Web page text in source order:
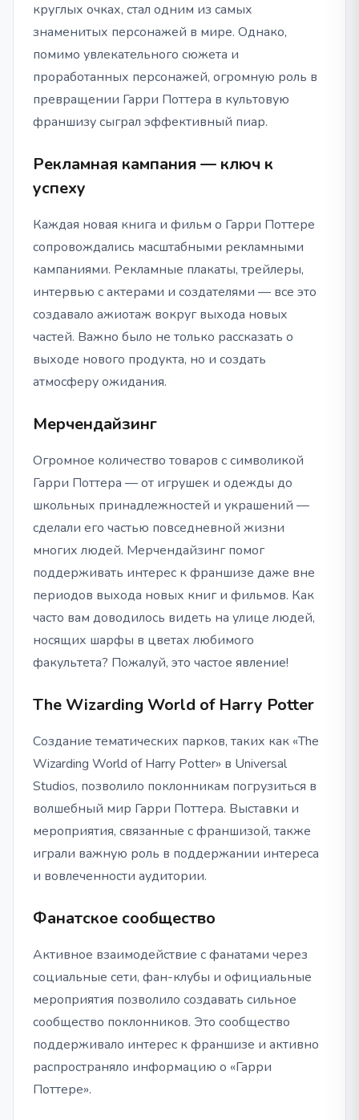
круглых очках, стал одним из самых
знаменитых персонажей в мире. Однако,
помимо увлекательного сюжета и
проработанных персонажей, огромную роль в
превращении Гарри Поттера в культовую
франшизу сыграл эффективный пиар.
Рекламная кампания — ключ к
успеху
Каждая новая книга и фильм о Гарри Поттере
сопровождались масштабными рекламными
кампаниями. Рекламные плакаты, трейлеры,
интервью с актерами и создателями — все это
создавало ажиотаж вокруг выхода новых
частей. Важно было не только рассказать о
выходе нового продукта, но и создать
атмосферу ожидания.
Мерчендайзинг
Огромное количество товаров с символикой
Гарри Поттера — от игрушек и одежды до
школьных принадлежностей и украшений —
сделали его частью повседневной жизни
многих людей. Мерчендайзинг помог
поддерживать интерес к франшизе даже вне
периодов выхода новых книг и фильмов. Как
часто вам доводилось видеть на улице людей,
носящих шарфы в цветах любимого
факультета? Пожалуй, это частое явление!
The Wizarding World of Harry Potter
Создание тематических парков, таких как «The
Wizarding World of Harry Potter» в Universal
Studios, позволило поклонникам погрузиться в
волшебный мир Гарри Поттера. Выставки и
мероприятия, связанные с франшизой, также
играли важную роль в поддержании интереса
и вовлеченности аудитории.
Фанатское сообщество
Активное взаимодействие с фанатами через
социальные сети, фан-клубы и официальные
мероприятия позволило создавать сильное
сообщество поклонников. Это сообщество
поддерживало интерес к франшизе и активно
распространяло информацию о «Гарри
Поттере».